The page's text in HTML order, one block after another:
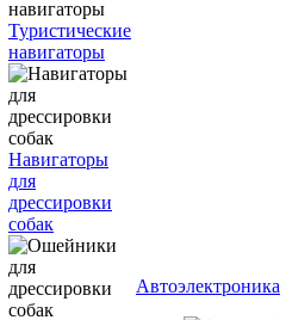
Туристические
навигаторы
Навигаторы
для
дрессировки
собак
Автоэлектроника